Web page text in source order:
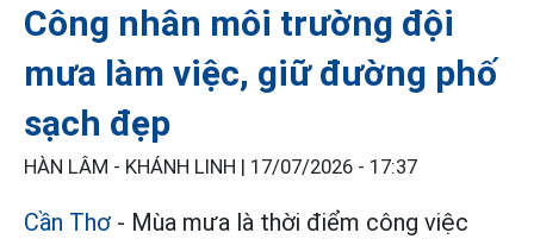
Công nhân môi trường đội
mưa làm việc, giữ đường phố
sạch đẹp
HÀN LÂM - KHÁNH LINH | 17/07/2026 - 17:37
Cần Thơ - Mùa mưa là thời điểm công việc